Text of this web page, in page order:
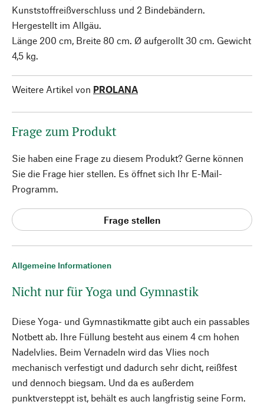
Allgemeine Informationen
Nicht nur für Yoga und Gymnastik
Diese Yoga- und Gymnastikmatte gibt auch ein passables
Notbett ab. Ihre Füllung besteht aus einem 4 cm hohen
Nadelvlies. Beim Vernadeln wird das Vlies noch
mechanisch verfestigt und dadurch sehr dicht, reißfest
und dennoch biegsam. Und da es außerdem
punktversteppt ist, behält es auch langfristig seine Form.
Kunststoffreißverschluss und 2 Bindebändern.
Hergestellt im Allgäu.
Länge 200 cm, Breite 80 cm. Ø aufgerollt 30 cm. Gewicht
4,5 kg.
Weitere Artikel von PROLANA
Frage zum Produkt
Sie haben eine Frage zu diesem Produkt? Gerne können
Sie die Frage hier stellen. Es öffnet sich Ihr E-Mail-
Programm.
Frage stellen